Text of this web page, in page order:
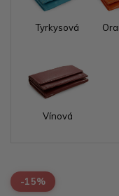
Tyrkysová
Vínová
-15%